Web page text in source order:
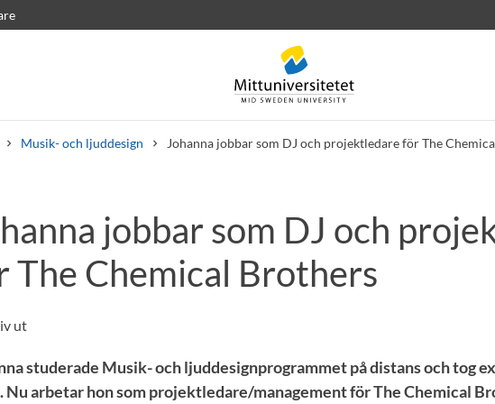
Musik- och ljuddesign Johanna jobbar som DJ och projektledare för The
Välkomstbrev PersonalLediga jobb
jobbar som DJ och
The Chemical Brothers
ut
studerade Musik- och ljuddesignprogrammet på distans och tog
Nu arbetar hon som projektledare/management för The Chemical